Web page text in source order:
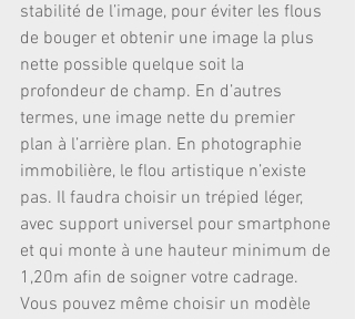
stabilité de l’image, pour éviter les flous
de bouger et obtenir une image la plus
nette possible quelque soit la
profondeur de champ. En d’autres
termes, une image nette du premier
plan à l’arrière plan. En photographie
immobilière, le flou artistique n’existe
pas. Il faudra choisir un trépied léger,
avec support universel pour smartphone
et qui monte à une hauteur minimum de
1,20m afin de soigner votre cadrage.
Vous pouvez même choisir un modèle